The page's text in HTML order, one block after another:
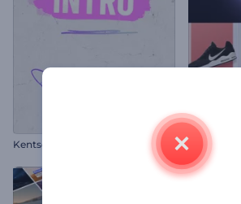
Kentsel Grunge Giriş Videosu Ürün